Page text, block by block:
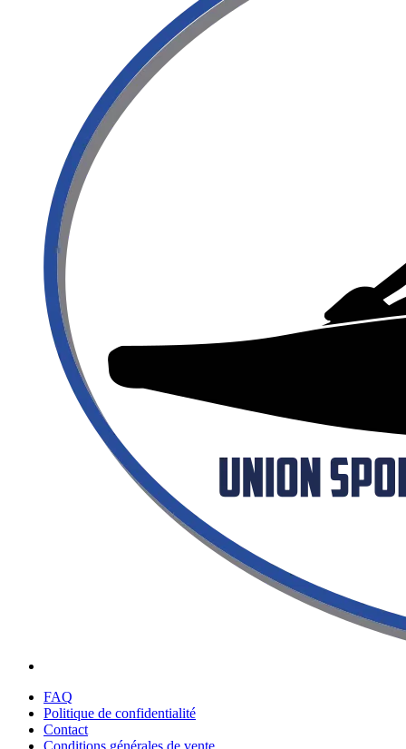
FAQ
Politique de confidentialité
Contact
Conditions générales de vente